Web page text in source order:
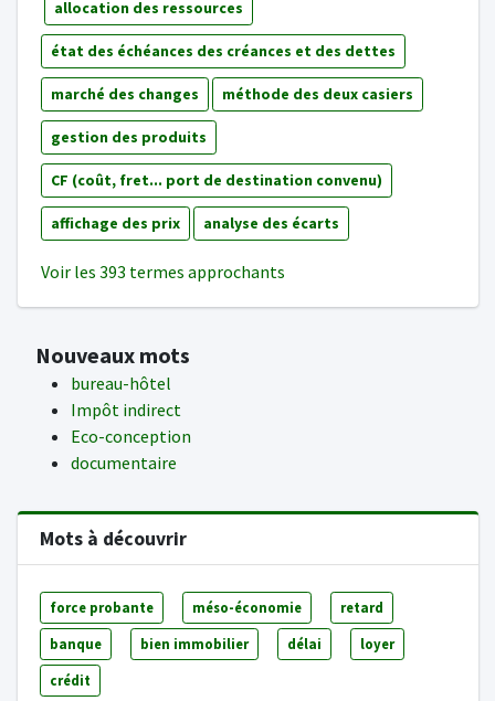
allocation des ressources
état des échéances des créances et des dettes
marché des changes méthode des deux casiers
gestion des produits
CF (coût, fret... port de destination convenu)
affichage des prix analyse des écarts
Voir les 393 termes approchants
Nouveaux mots
bureau-hôtel
Impôt indirect
Eco-conception
documentaire
Mots à découvrir
force probante méso-économie retard
banque bien immobilier délai loyer
crédit